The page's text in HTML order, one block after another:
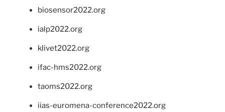
biosensor2022.org
ialp2022.org
klivet2022.org
ifac-hms2022.org
taoms2022.org
iias-euromena-conference2022.org